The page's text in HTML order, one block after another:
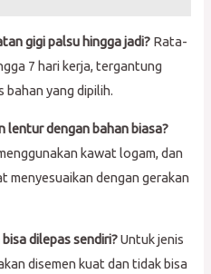
gigi palsu hingga jadi? Rata-
7 hari kerja, tergantung
bahan yang dipilih.
lentur dengan bahan biasa?
kawat logam, dan
menyesuaikan dengan gerakan
dilepas sendiri?Untuk jenis
disemen kuat dan tidak bisa